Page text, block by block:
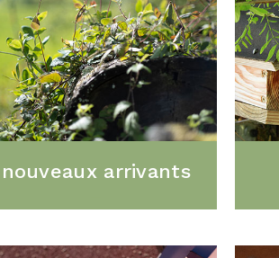
nouveaux arrivants